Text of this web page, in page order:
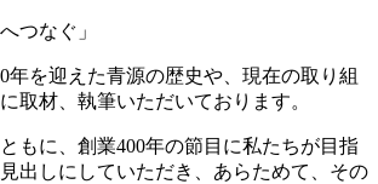
つなぐ」
年を迎えた青源の歴史や、現在の取り組
取材、執筆いただいております。
もに、創業400年の節目に私たちが目指
出しにしていただき、あらためて、その